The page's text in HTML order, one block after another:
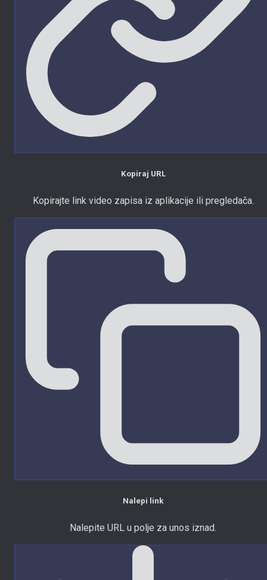
Kopiraj URL
Kopirajte link video zapisa iz aplikacije ili pregledača.
Nalepi link
Nalepite URL u polje za unos iznad.